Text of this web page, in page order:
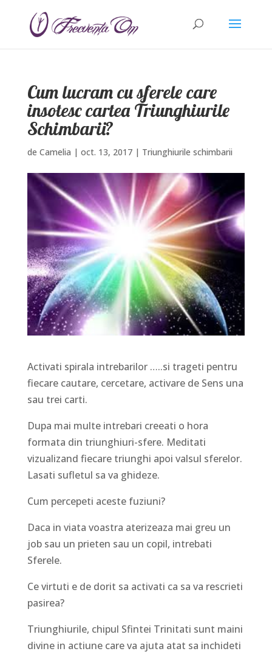
Cum lucram cu sferele care
insotesc cartea Triunghiurile
Schimbarii?
de Camelia | oct. 13, 2017| Triunghiurile schimbarii
Activati spirala intrebarilor …..si trageti pentru
fiecare cautare, cercetare, activare de Sens una
sau trei carti.
Dupa mai multe intrebari creeati o hora
formata din triunghiuri-sfere. Meditati
vizualizand fiecare triunghi apoi valsul sferelor.
Lasati sufletul sa va ghideze.
Cum percepeti aceste fuziuni?
Daca in viata voastra aterizeaza mai greu un
job sau un prieten sau un copil, intrebati
Sferele.
Ce virtuti e de dorit sa activati ca sa va rescrieti
pasirea?
Triunghiurile, chipul Sfintei Trinitati sunt maini
divine in actiune care va ajuta atat sa inchideti